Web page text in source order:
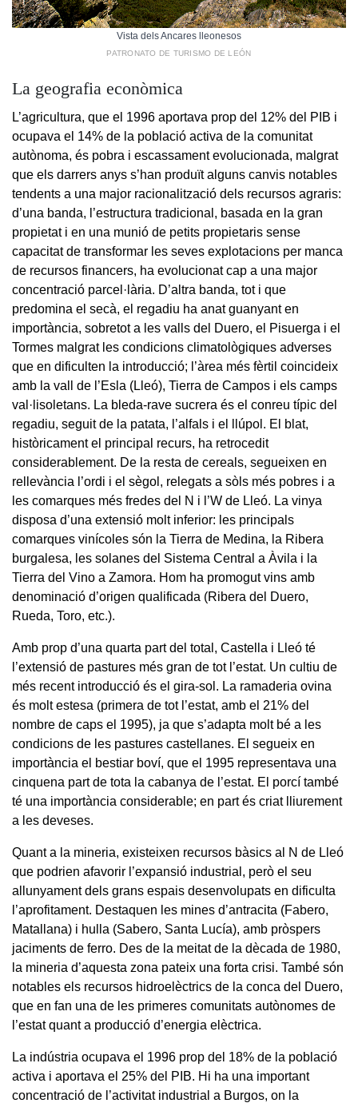
Vista dels Ancares lleonesos
PATRONATO DE TURISMO DE LEÓN
La geografia econòmica
L’agricultura, que el 1996 aportava prop del 12% del PIB i
ocupava el 14% de la població activa de la comunitat
autònoma, és pobra i escassament evolucionada, malgrat
que els darrers anys s’han produït alguns canvis notables
tendents a una major racionalització dels recursos agraris:
d’una banda, l’estructura tradicional, basada en la gran
propietat i en una munió de petits propietaris sense
capacitat de transformar les seves explotacions per manca
de recursos financers, ha evolucionat cap a una major
concentració parcel·lària. D’altra banda, tot i que
predomina el secà, el regadiu ha anat guanyant en
importància, sobretot a les valls del Duero, el Pisuerga i el
Tormes malgrat les condicions climatològiques adverses
que en dificulten la introducció; l’àrea més fèrtil coincideix
amb la vall de l’Esla (Lleó), Tierra de Campos i els camps
val·lisoletans. La bleda-rave sucrera és el conreu típic del
regadiu, seguit de la patata, l’alfals i el llúpol. El blat,
històricament el principal recurs, ha retrocedit
considerablement. De la resta de cereals, segueixen en
rellevància l’ordi i el sègol, relegats a sòls més pobres i a
les comarques més fredes del N i l’W de Lleó. La vinya
disposa d’una extensió molt inferior: les principals
comarques vinícoles són la Tierra de Medina, la Ribera
burgalesa, les solanes del Sistema Central a Àvila i la
Tierra del Vino a Zamora. Hom ha promogut vins amb
denominació d’origen qualificada (Ribera del Duero,
Rueda, Toro, etc.).
Amb prop d’una quarta part del total, Castella i Lleó té
l’extensió de pastures més gran de tot l’estat. Un cultiu de
més recent introducció és el gira-sol. La ramaderia ovina
és molt estesa (primera de tot l’estat, amb el 21% del
nombre de caps el 1995), ja que s’adapta molt bé a les
condicions de les pastures castellanes. El segueix en
importància el bestiar boví, que el 1995 representava una
cinquena part de tota la cabanya de l’estat. El porcí també
té una importància considerable; en part és criat lliurement
a les deveses.
Quant a la mineria, existeixen recursos bàsics al N de Lleó
que podrien afavorir l’expansió industrial, però el seu
allunyament dels grans espais desenvolupats en dificulta
l’aprofitament. Destaquen les mines d’antracita (Fabero,
Matallana) i hulla (Sabero, Santa Lucía), amb pròspers
jaciments de ferro. Des de la meitat de la dècada de 1980,
la mineria d’aquesta zona pateix una forta crisi. També són
notables els recursos hidroelèctrics de la conca del Duero,
que en fan una de les primeres comunitats autònomes de
l’estat quant a producció d’energia elèctrica.
La indústria ocupava el 1996 prop del 18% de la població
activa i aportava el 25% del PIB. Hi ha una important
concentració de l’activitat industrial a Burgos, on la